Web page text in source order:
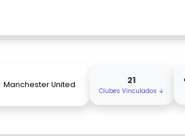
Manchester United 21
Clubes Vinculados ↓